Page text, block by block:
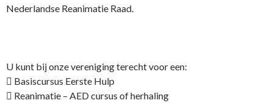
Nederlandse Reanimatie Raad.
U kunt bij onze vereniging terecht voor een:
 Basiscursus Eerste Hulp
 Reanimatie – AED cursus of herhaling